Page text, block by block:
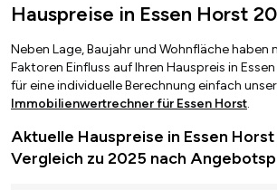
Hauspreise in Essen Horst
Neben Lage, Baujahr und Wohnfläche haben
Faktoren Einfluss auf Ihren Hauspreis in
für eine individuelle Berechnung einfach
Immobilienwertrechner für Essen Horst.
Aktuelle Hauspreise in Essen
Vergleich zu 2025 nach